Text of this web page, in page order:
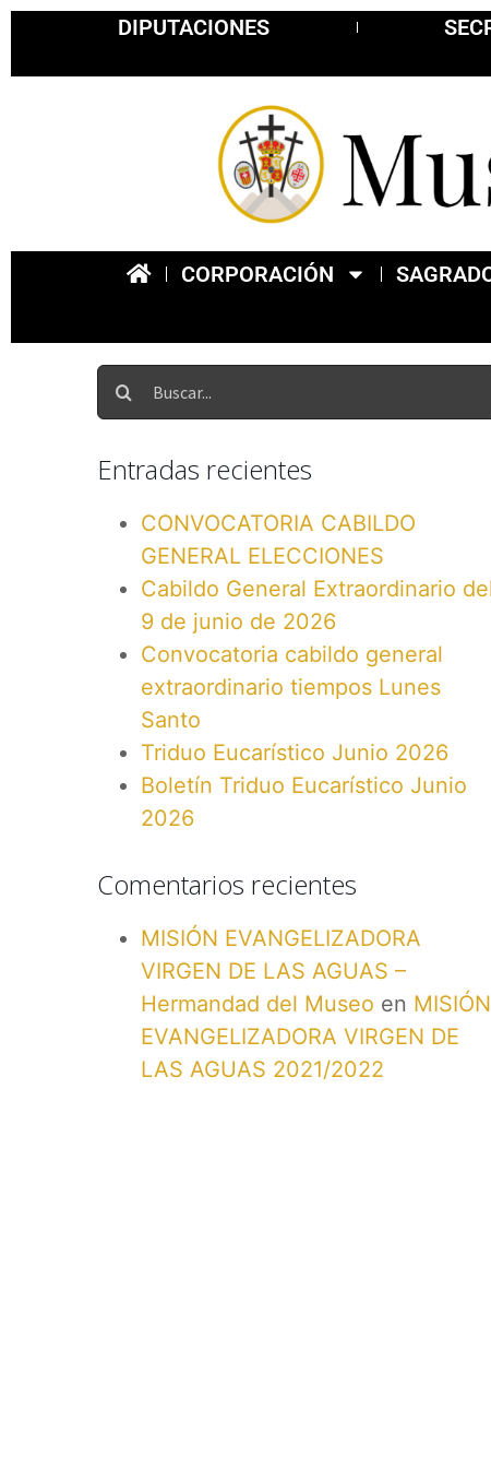
DIPUTACIONES
CORPORACIÓN
Entradas recientes
CONVOCATORIA CABILDO
GENERAL ELECCIONES
Cabildo General Extraordinario
9 de junio de 2026
Convocatoria cabildo general
extraordinario tiempos Lunes
Santo
Triduo Eucarístico Junio 2026
Boletín Triduo Eucarístico Junio
2026
Comentarios recientes
MISIÓN EVANGELIZADORA
VIRGEN DE LAS AGUAS –
Hermandad del Museo en MISIÓN
EVANGELIZADORA VIRGEN DE
LAS AGUAS 2021/2022